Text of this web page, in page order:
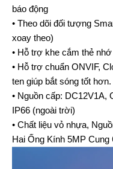
báo động
• Theo dõi đối tượng
xoay theo)
• Hỗ trợ khe cắm thẻ
• Hỗ trợ chuẩn ONVIF,
ten giúp bắt sóng tốt hơn.
• Nguồn cấp: DC12V1A,
IP66 (ngoài trời)
• Chất liệu vỏ nhựa,
Hai Ống Kính 5MP Cung